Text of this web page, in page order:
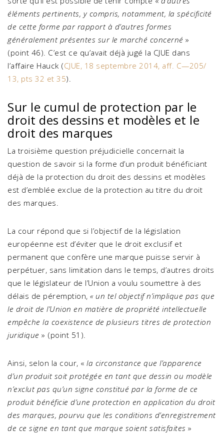
éléments pertinents, y compris, notamment, la spécificité
de cette forme par rapport à d’autres formes
généralement présentes sur le marché concerné »
(point 46). C’est ce qu’avait déjà jugé la CJUE dans
l’affaire Hauck (CJUE, 18 septembre 2014, aff. C—205/
13, pts 32 et 35).
Sur le cumul de protection par le
droit des dessins et modèles et le
droit des marques
La troisième question préjudicielle concernait la
question de savoir si la forme d’un produit bénéficiant
déjà de la protection du droit des dessins et modèles
est d’emblée exclue de la protection au titre du droit
des marques.
La cour répond que si l’objectif de la législation
européenne est d’éviter que le droit exclusif et
permanent que confère une marque puisse servir à
perpétuer, sans limitation dans le temps, d’autres droits
que le législateur de l’Union a voulu soumettre à des
délais de péremption, « un tel objectif n’implique pas que
le droit de l’Union en matière de propriété intellectuelle
empêche la coexistence de plusieurs titres de protection
juridique » (point 51).
Ainsi, selon la cour, « la circonstance que l’apparence
d’un produit soit protégée en tant que dessin ou modèle
n’exclut pas qu’un signe constitué par la forme de ce
produit bénéficie d’une protection en application du droit
des marques, pourvu que les conditions d’enregistrement
de ce signe en tant que marque soient satisfaites »